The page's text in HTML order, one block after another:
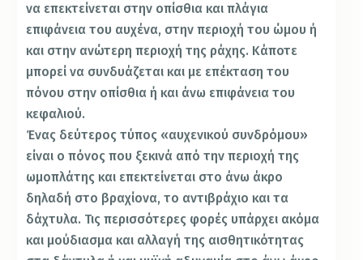
να επεκτείνεται στην οπίσθια και πλάγια
επιφάνεια του αυχένα, στην περιοχή του ώμου ή
και στην ανώτερη περιοχή της ράχης. Κάποτε
μπορεί να συνδυάζεται και με επέκταση του
πόνου στην οπίσθια ή και άνω επιφάνεια του
κεφαλιού.
Ένας δεύτερος τύπος «αυχενικού συνδρόμου»
είναι ο πόνος που ξεκινά από την περιοχή της
ωμοπλάτης και επεκτείνεται στο άνω άκρο
δηλαδή στο βραχίονα, το αντιβράχιο και τα
δάχτυλα. Τις περισσότερες φορές υπάρχει ακόμα
και μούδιασμα και αλλαγή της αισθητικότητας